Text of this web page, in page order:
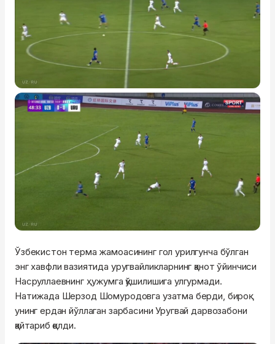
Ўзбекистон терма жамоасининг гол урилгунча бўлган
энг хавфли вазиятида уругвайликларнинг қанот ўйинчиси
Насруллаевнинг ҳужумга қўшилишига улгурмади.
Натижада Шерзод Шомуродовга узатма берди, бироқ
унинг ердан йўллаган зарбасини Уругвай дарвозабони
қайтариб қолди.